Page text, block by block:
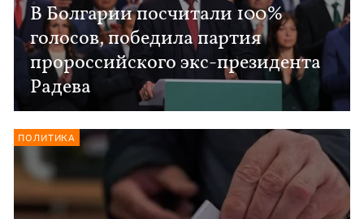
В Болгарии посчитали 100%
голосов, победила партия
пророссийского экс-президента
Радева
ПОЛИТИКА